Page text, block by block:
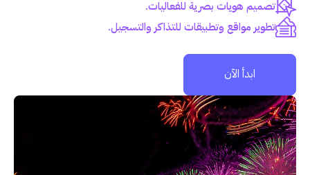
تصميم هويات بصرية للفعاليات.
تطوير مواقع وتطبيقات للتذاكر والتسجيل.
ابدأ الآن